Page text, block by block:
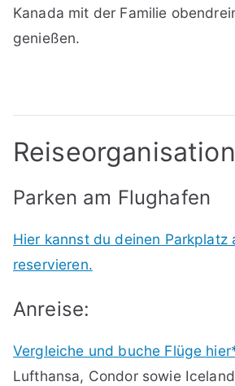
Kanada mit der Familie
genießen.
Parken am Flughafen
Hier kannst du deinen Parkplatz
reservieren.
Anreise:
Vergleiche und buche Flüge
Lufthansa, Condor sowie